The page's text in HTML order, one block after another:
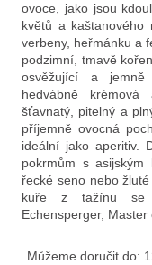
ovoce, jako jsou
květů a kaštanového
verbeny, heřmánku a
podzimní, tmavě
osvěžující a
hedvábně
šťavnatý, pitelný a
příjemně ovocná
ideální jako aperitiv.
pokrmům s asijským
řecké seno nebo
kuře z tažínu se
Echensperger, Master
Můžeme doručit do: